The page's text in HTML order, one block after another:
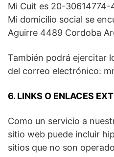
Mi Cuit es 20-30614774-
Mi domicilio social se
Aguirre 4489 Cordoba
También podrá ejercitar
del correo electrónico:
6. LINKS O ENLACES
Como un servicio a
sitio web puede incluir
sitios que no son